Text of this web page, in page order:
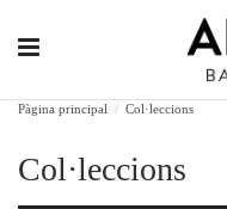
Pàgina principal Col·leccions
Col·leccions